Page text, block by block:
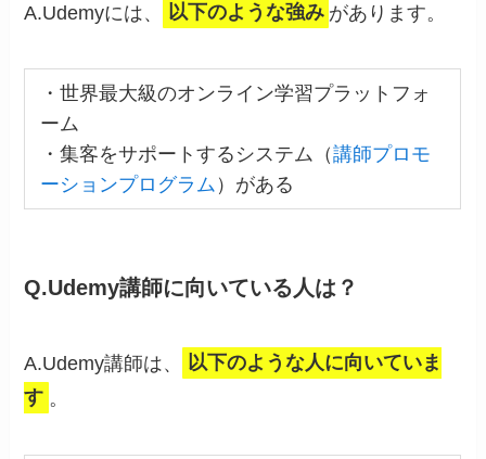
A.Udemyには、 以下のような強み があります。
・世界最大級のオンライン学習プラットフォ
ーム
・集客をサポートするシステム（講師プロモ
ーションプログラム ）がある
Q.Udemy講師に向いている人は？
A.Udemy講師は、
以下のような人に向いていま
す 。